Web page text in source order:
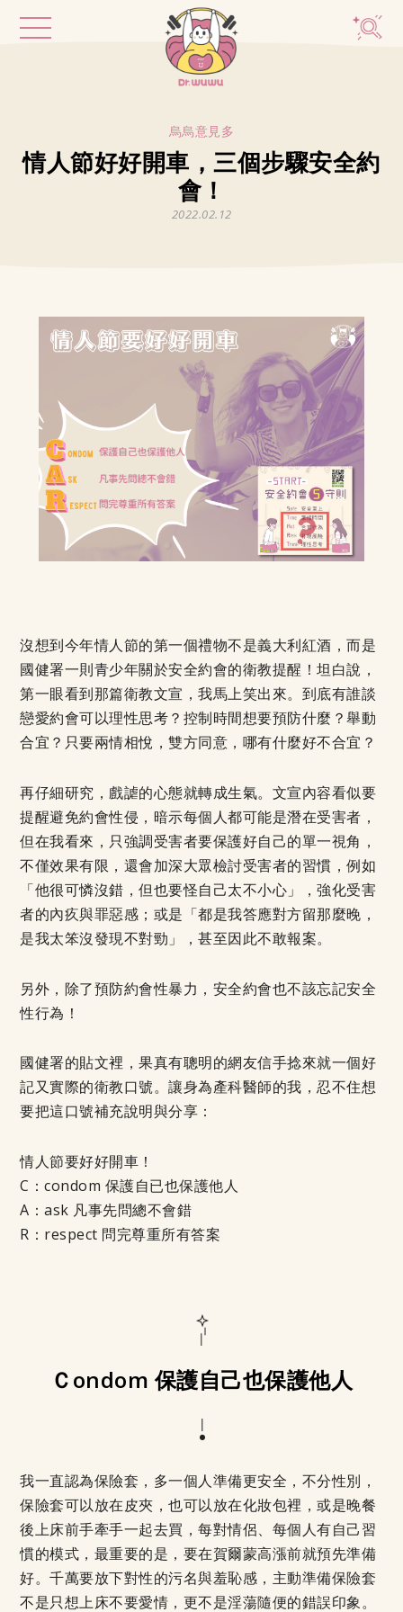
烏烏意見多
情人節好好開車，三個步驟安全約
會！
2022.02.12
沒想到今年情人節的第一個禮物不是義大利紅酒，而是
國健署一則青少年關於安全約會的衛教提醒！坦白說，
第一眼看到那篇衛教文宣，我馬上笑出來。到底有誰談
戀愛約會可以理性思考？控制時間想要預防什麼？舉動
合宜？只要兩情相悅，雙方同意，哪有什麼好不合宜？
再仔細研究，戲謔的心態就轉成生氣。文宣內容看似要
提醒避免約會性侵，暗示每個人都可能是潛在受害者，
但在我看來，只強調受害者要保護好自己的單一視角，
不僅效果有限，還會加深大眾檢討受害者的習慣，例如
「他很可憐沒錯，但也要怪自己太不小心」，強化受害
者的內疚與罪惡感；或是「都是我答應對方留那麼晚，
是我太笨沒發現不對勁」，甚至因此不敢報案。
另外，除了預防約會性暴力，安全約會也不該忘記安全
性行為！
國健署的貼文裡，果真有聰明的網友信手捻來就一個好
記又實際的衛教口號。讓身為產科醫師的我，忍不住想
要把這口號補充說明與分享：
情人節要好好開車！
C：condom 保護自已也保護他人
A：ask 凡事先問總不會錯
R：respect 問完尊重所有答案
Ｃondom 保護自己也保護他人
我一直認為保險套，多一個人準備更安全，不分性別，
保險套可以放在皮夾，也可以放在化妝包裡，或是晚餐
後上床前手牽手一起去買，每對情侶、每個人有自己習
慣的模式，最重要的是，要在賀爾蒙高漲前就預先準備
好。千萬要放下對性的污名與羞恥感，主動準備保險套
不是只想上床不要愛情，更不是淫蕩隨便的錯誤印象。